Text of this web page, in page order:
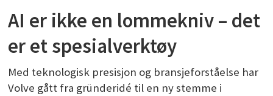
AI er ikke en lommekniv – det
er et spesialverktøy
Med teknologisk presisjon og bransjeforståelse har
Volve gått fra gründeridé til en ny stemme i